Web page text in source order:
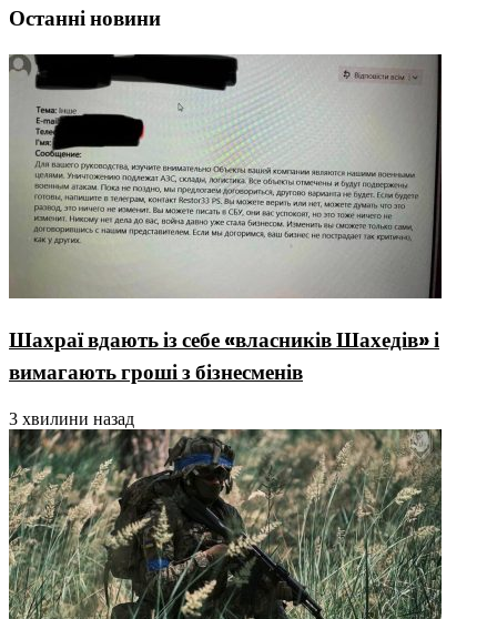
Останні новини
Шахраї вдають із себе «власників Шахедів» і
вимагають гроші з бізнесменів
3 хвилини назад